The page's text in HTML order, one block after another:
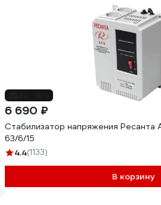
6 690 ₽
Стабилизатор напряжения
63/6/15
4.4(1133)
В корзину